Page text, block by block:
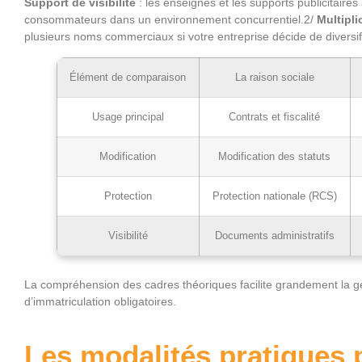
consommateurs dans un environnement concurrentiel.2/
plusieurs noms commerciaux si votre entreprise décide de
Élément de comparaison La raison sociale
Usage principal Contrats et fiscalité
Modification Modification des statuts
Protection Protection nationale (RCS)
Visibilité Documents administratifs
La compréhension des cadres théoriques facilite grandement la
d’immatriculation obligatoires.
Les modalités pratiques